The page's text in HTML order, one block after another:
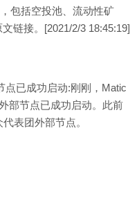
包括空投池、流动性矿
链接。[2021/2/3 18:45:19]
点已成功启动:刚刚，Matic
部节点已成功启动。此前
表团外部节点。